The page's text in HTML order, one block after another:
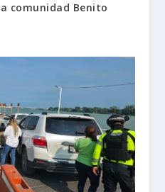
comunidad Benito